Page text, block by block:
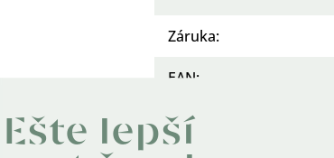
Ešte lepší
Záruka:
EAN:
Farba